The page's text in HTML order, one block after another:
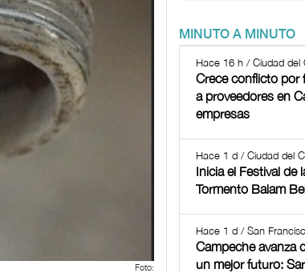
Foto:
MINUTO A MINUTO
Hace 16 h / Ciudad
Crece conflicto por
a proveedores en
empresas
Hace 1 d / Ciudad del
Inicia el Festival de
Tormento Balam
Hace 1 d / San
Campeche avanza
un mejor futuro: